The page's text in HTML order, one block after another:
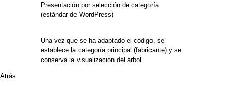
Presentación por selección de categoría
(estándar de WordPress)
Una vez que se ha adaptado el código, se
establece la categoría principal (fabricante) y se
conserva la visualización del árbol
Atrás